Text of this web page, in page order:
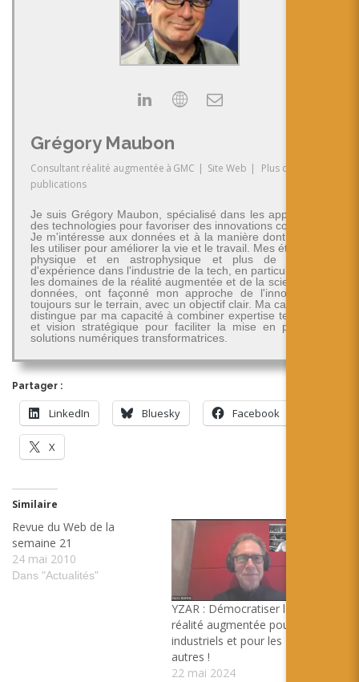
Grégory Maubon
Consultant réalité augmentée à GMC | Site Web |
Plus de
publications
Je suis Grégory Maubon, spécialisé dans les applications
des technologies pour favoriser des innovations concrètes.
Je m'intéresse aux données et à la manière dont on peut
les utiliser pour améliorer la vie et le travail. Mes études en
physique et en astrophysique et plus de 30 ans
d'expérience dans l'industrie de la tech, en particulier dans
les domaines de la réalité augmentée et de la science des
données, ont façonné mon approche de l'innovation -
toujours sur le terrain, avec un objectif clair. Ma carrière se
distingue par ma capacité à combiner expertise technique
et vision stratégique pour faciliter la mise en place de
solutions numériques transformatrices.
Partager :
LinkedIn Bluesky Facebook
X
Similaire
Revue du Web de la
semaine 21
24 mai 2010
Dans "Actualités"
YZAR : Démocratiser la
réalité augmentée pour les
industriels et pour les
autres !
22 mai 2024